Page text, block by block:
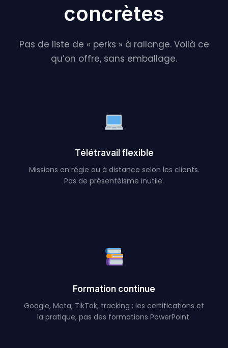
concrètes
Pas de liste de « perks » à rallonge. Voilà ce
qu’on offre, sans emballage.
Télétravail flexible
Missions en régie ou à distance selon les clients.
Pas de présentéisme inutile.
Formation continue
Google, Meta, TikTok, tracking : les certifications et
la pratique, pas des formations PowerPoint.